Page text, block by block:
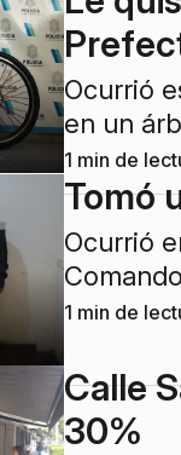
Ocurrió
en un
1 min de
Tomó
Ocurrió
1 min de
Calle
30%